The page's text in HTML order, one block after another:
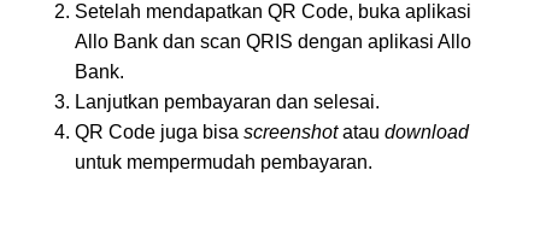
Setelah mendapatkan QR Code, buka aplikasi
Allo Bank dan scan QRIS dengan aplikasi Allo
Bank.
Lanjutkan pembayaran dan selesai.
QR Code juga bisa screenshotatau download
untuk mempermudah pembayaran.